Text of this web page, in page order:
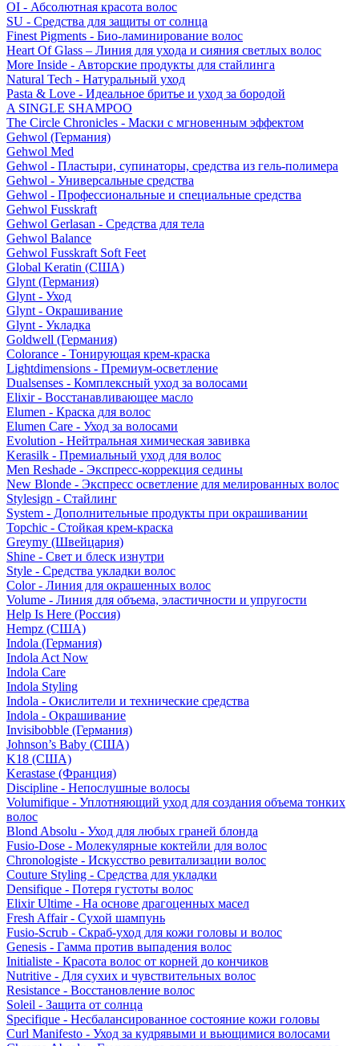
OI - Абсолютная красота волос
SU - Средства для защиты от солнца
Finest Pigments - Био-ламинирование волос
Heart Of Glass – Линия для ухода и сияния светлых волос
More Inside - Авторские продукты для стайлинга
Natural Tech - Натуральный уход
Pasta & Love - Идеальное бритье и уход за бородой
A SINGLE SHAMPOO
The Circle Chronicles - Маски с мгновенным эффектом
Gehwol (Германия)
Gehwol Med
Gehwol - Пластыри, супинаторы, средства из гель-полимера
Gehwol - Универсальные средства
Gehwol - Профессиональные и специальные средства
Gehwol Fusskraft
Gehwol Gerlasan - Средства для тела
Gehwol Balance
Gehwol Fusskraft Soft Feet
Global Keratin (США)
Glynt (Германия)
Glynt - Уход
Glynt - Окрашивание
Glynt - Укладка
Goldwell (Германия)
Colorance - Тонирующая крем-краска
Lightdimensions - Премиум-осветление
Dualsenses - Комплексный уход за волосами
Elixir - Восстанавливающее масло
Elumen - Краска для волос
Elumen Care - Уход за волосами
Evolution - Нейтральная химическая завивка
Kerasilk - Премиальный уход для волос
Men Reshade - Экспресс-коррекция седины
New Blonde - Экспресс осветление для мелированных волос
Stylesign - Стайлинг
System - Дополнительные продукты при окрашивании
Topchic - Стойкая крем-краска
Greymy (Швейцария)
Shine - Свет и блеск изнутри
Style - Средства укладки волос
Color - Линия для окрашенных волос
Volume - Линия для объема, эластичности и упругости
Help Is Here (Россия)
Hempz (США)
Indola (Германия)
Indola Act Now
Indola Care
Indola Styling
Indola - Окислители и технические средства
Indola - Окрашивание
Invisibobble (Германия)
Johnson’s Baby (США)
K18 (США)
Kerastase (Франция)
Discipline - Непослушные волосы
Volumifique - Уплотняющий уход для создания объема тонких
волос
Blond Absolu - Уход для любых граней блонда
Fusio-Dose - Молекулярные коктейли для волос
Chronologiste - Искусство ревитализации волос
Couture Styling - Средства для укладки
Densifique - Потеря густоты волос
Elixir Ultime - На основе драгоценных масел
Fresh Affair - Сухой шампунь
Fusio-Scrub - Скраб-уход для кожи головы и волос
Genesis - Гамма против выпадения волос
Initialiste - Красота волос от корней до кончиков
Nutritive - Для сухих и чувствительных волос
Resistance - Восстановление волос
Soleil - Защита от солнца
Specifique - Несбалансированное состояние кожи головы
Curl Manifesto - Уход за кудрявыми и вьющимися волосами